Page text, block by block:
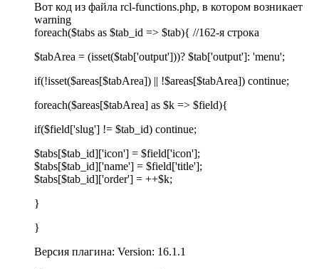
Вот код из файла rcl-functions.php, в котором возникает
warning
foreach($tabs as $tab_id => $tab){ //162-я строка
$tabArea = (isset($tab['output']))? $tab['output']: 'menu';
if(!isset($areas[$tabArea]) || !$areas[$tabArea]) continue;
foreach($areas[$tabArea] as $k => $field){
if($field['slug'] != $tab_id) continue;
$tabs[$tab_id]['icon'] = $field['icon'];
$tabs[$tab_id]['name'] = $field['title'];
$tabs[$tab_id]['order'] = ++$k;
}
}
Версия плагина: Version: 16.1.1